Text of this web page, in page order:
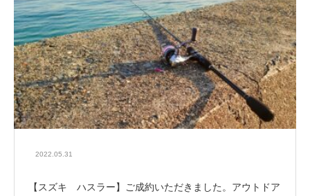
2022.05.31
【スズキ ハスラー】ご成約いただきました。アウトドア